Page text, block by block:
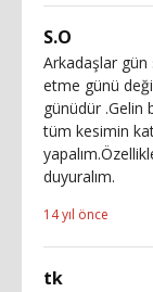
S.O
Arkadaşlar
etme günü
günüdür .Gelin
tüm kesimin
duyuralım.
14 yıl önce
tk